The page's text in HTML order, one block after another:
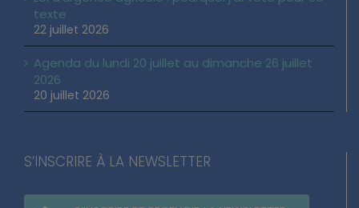
Loi d’urgence agricole : pourquoi j’ai voté pour ce
texte
22 juillet 2026
Agenda du lundi 20 juillet au dimanche 26 juillet
2026
20 juillet 2026
S’INSCRIRE À LA NEWSLETTER